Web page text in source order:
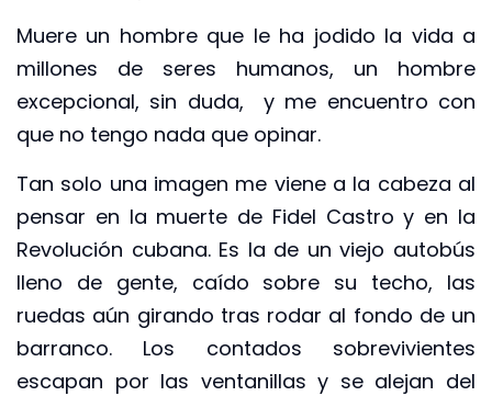
Muere un hombre que le ha jodido la vida a
millones de seres humanos, un hombre
excepcional, sin duda, y me encuentro con
que no tengo nada que opinar.
Tan solo una imagen me viene a la cabeza al
pensar en la muerte de Fidel Castro y en la
Revolución cubana. Es la de un viejo autobús
lleno de gente, caído sobre su techo, las
ruedas aún girando tras rodar al fondo de un
barranco. Los contados sobrevivientes
escapan por las ventanillas y se alejan del